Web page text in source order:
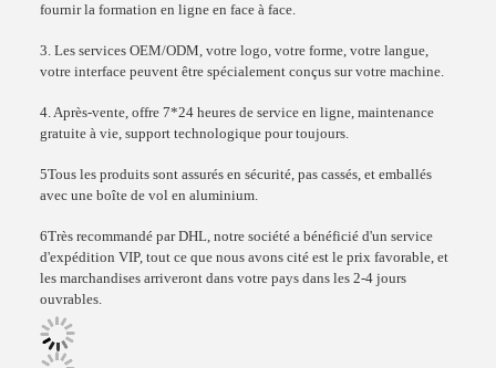
fournir la formation en ligne en face à face.
3. Les services OEM/ODM, votre logo, votre forme, votre langue,
votre interface peuvent être spécialement conçus sur votre machine.
4. Après-vente, offre 7*24 heures de service en ligne, maintenance
gratuite à vie, support technologique pour toujours.
5Tous les produits sont assurés en sécurité, pas cassés, et emballés
avec une boîte de vol en aluminium.
6Très recommandé par DHL, notre société a bénéficié d'un service
d'expédition VIP, tout ce que nous avons cité est le prix favorable, et
les marchandises arriveront dans votre pays dans les 2-4 jours
ouvrables.